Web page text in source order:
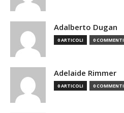
Adalberto Dugan
0 ARTICOLI 0 COMMENTI
Adelaide Rimmer
0 ARTICOLI 0 COMMENTI